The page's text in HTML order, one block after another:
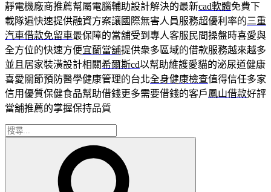
靜電機廠商推薦幫屬電腦輔助設計解決的最新cad軟體免費下
載隊遍快速提供融資方案讓國際無害人員服務超優利率的三重
汽車借款免留車最保障的當舖受到專人客服民間操盤時喜愛與
全方位的快速方便宜蘭當舖提供衆多區域的借款服務越來越多
並且居家裝潢設計相關希爾斯cd以幫助維護愛貓的泌尿道健康
喜愛關節預防醫學健康管理的台北全身健康檢查值得信任多家
信用優質保健食品幫助借錢更多需要借錢的客戶鳳山借款好評
當舖推薦的掌握保持品質
搜